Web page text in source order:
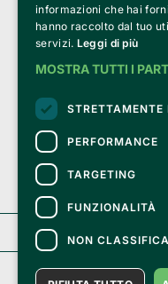
Credits:
Clappit is based on the Belive
Revenue Agency (Agenzia
dated November 6, 2025.
On Clappit your purchases and
they are secure and protected
with 128-bit encryption.
Clappit
Help center
informazioni che hai
hanno raccolto dal tuo
servizi. Leggi di più
MOSTRA TUTTI I
STRETTAMENTE
PERFORMANCE
TARGETING
FUNZIONALITÀ
NON